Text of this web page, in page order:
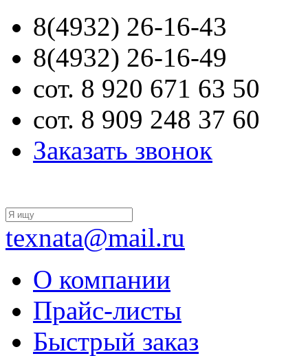
8(4932) 26-16-43
8(4932) 26-16-49
сот. 8 920 671 63 50
сот. 8 909 248 37 60
Заказать звонок
texnata@mail.ru
О компании
Прайс-листы
Быстрый заказ